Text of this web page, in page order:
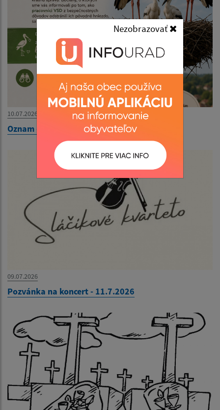
Nezobrazovať
10.07.2026
Oznam - Bociany
09.07.2026
Pozvánka na koncert - 11.7.2026